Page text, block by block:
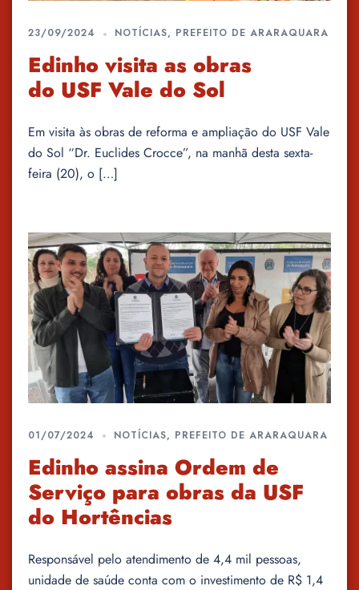
23/09/2024 NOTÍCIAS, PREFEITO DE ARARAQUARA
Edinho visita as obras
do USF Vale do Sol
Em visita às obras de reforma e ampliação do USF Vale
do Sol “Dr. Euclides Crocce”, na manhã desta sexta-
feira (20), o […]
01/07/2024 NOTÍCIAS, PREFEITO DE ARARAQUARA
Edinho assina Ordem de
Serviço para obras da USF
do Hortências
Responsável pelo atendimento de 4,4 mil pessoas,
unidade de saúde conta com o investimento de R$ 1,4